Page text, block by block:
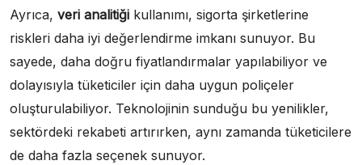
Ayrıca, veri analitiği kullanımı, sigorta şirketlerine
riskleri daha iyi değerlendirme imkanı sunuyor. Bu
sayede, daha doğru fiyatlandırmalar yapılabiliyor ve
dolayısıyla tüketiciler için daha uygun poliçeler
oluşturulabiliyor. Teknolojinin sunduğu bu yenilikler,
sektördeki rekabeti artırırken, aynı zamanda tüketicilere
de daha fazla seçenek sunuyor.